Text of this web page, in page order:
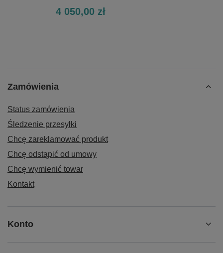
4 050,00 zł
Zamówienia
Status zamówienia
Śledzenie przesyłki
Chcę zareklamować produkt
Chcę odstąpić od umowy
Chcę wymienić towar
Kontakt
Konto